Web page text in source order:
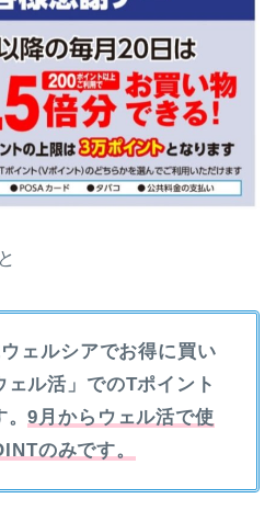
ェルシアでお得に買い
ル活」でのTポイント
。9月からウェル活で使
のみです。